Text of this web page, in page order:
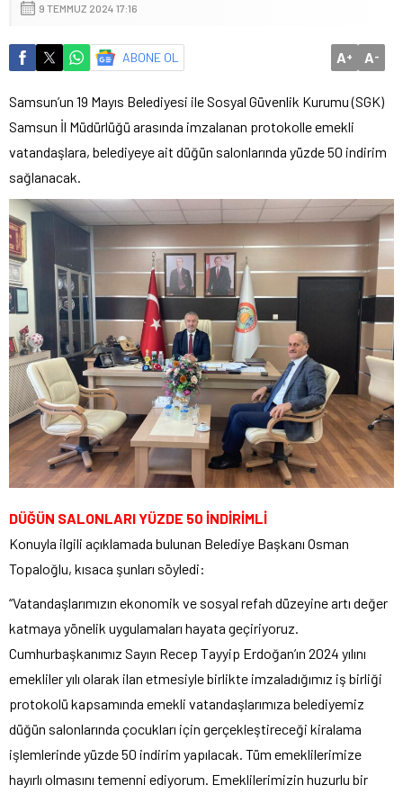
9 TEMMUZ 2024 17:16
ABONE OL A+ A-
Samsun’un 19 Mayıs Belediyesi ile Sosyal Güvenlik Kurumu (SGK)
Samsun İl Müdürlüğü arasında imzalanan protokolle emekli
vatandaşlara, belediyeye ait düğün salonlarında yüzde 50 indirim
sağlanacak.
DÜĞÜN SALONLARI YÜZDE 50 İNDİRİMLİ
Konuyla ilgili açıklamada bulunan Belediye Başkanı Osman
Topaloğlu, kısaca şunları söyledi:
“Vatandaşlarımızın ekonomik ve sosyal refah düzeyine artı değer
katmaya yönelik uygulamaları hayata geçiriyoruz.
Cumhurbaşkanımız Sayın Recep Tayyip Erdoğan’ın 2024 yılını
emekliler yılı olarak ilan etmesiyle birlikte imzaladığımız iş birliği
protokolü kapsamında emekli vatandaşlarımıza belediyemiz
düğün salonlarında çocukları için gerçekleştireceği kiralama
işlemlerinde yüzde 50 indirim yapılacak. Tüm emeklilerimize
hayırlı olmasını temenni ediyorum. Emeklilerimizin huzurlu bir